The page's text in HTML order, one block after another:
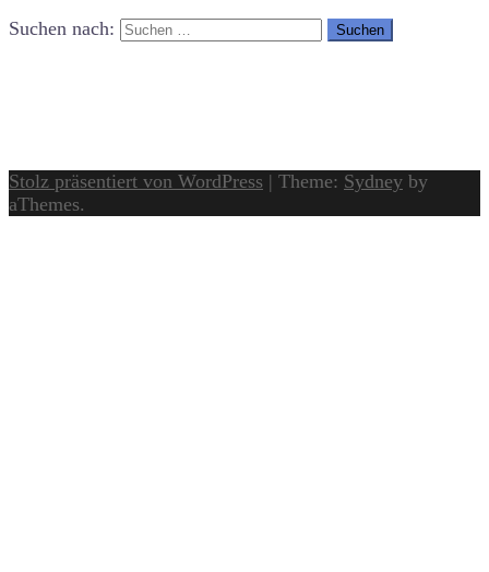
Suchen nach:
Stolz präsentiert von WordPress | Theme: Sydney by
aThemes.